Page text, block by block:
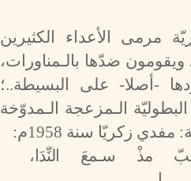
مرمى الأعداء الكثيرين
ويقومون ضدّها بالـمناورات،
-أصلا- على البسيطة..؛
الـمزعجة الـمدوّخة
زكريّا سنة 1958م:
مذْ سـمعَ النِّدَا،